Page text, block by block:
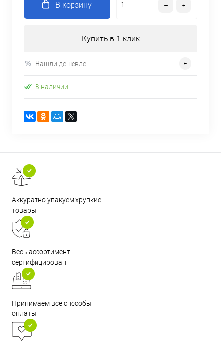
В корзину
Купить в 1 клик
Нашли дешевле
В наличии
Аккуратно упакуем хрупкие
товары
Весь ассортимент
сертифицирован
Принимаем все способы
оплаты